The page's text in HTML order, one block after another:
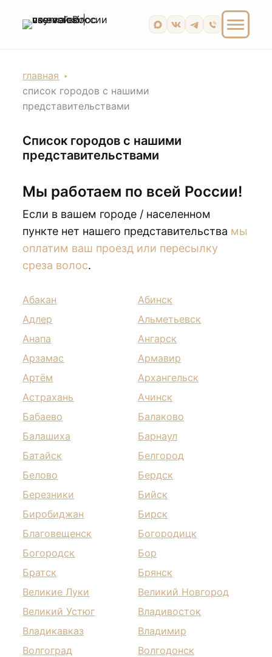
главная
список городов с нашими
представительствами
Список городов с нашими
представительствами
Мы работаем по всей России!
Если в вашем городе / населенном
пункте нет нашего представительства мы
оплатим ваш проезд или пересылку
среза волос.
Абакан
Абинск
Адлер
Альметьевск
Анапа
Ангарск
Арзамас
Армавир
Артём
Архангельск
Астрахань
Ачинск
Бабаево
Балаково
Балашиха
Барнаул
Батайск
Белгород
Белово
Бердск
Березники
Бийск
Биробиджан
Бирск
Благовещенск
Богородицк
Богородск
Бор
Братск
Брянск
Великие Луки
Великий Новгород
Великий Устюг
Владивосток
Владикавказ
Владимир
Волгоград
Волгодонск